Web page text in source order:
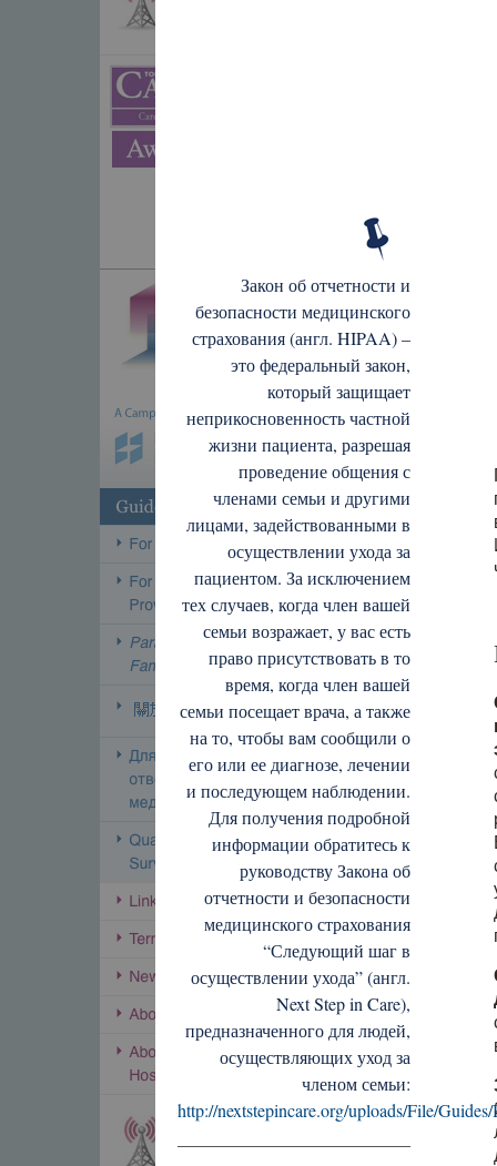
Закон об отчетности и
безопасности медицинского
страхования (англ. HIPAA) –
это федеральный закон,
который защищает
неприкосновенность частной
жизни пациента, разрешая
проведение общения с
членами семьи и другими
лицами, задействованными в
осуществлении ухода за
пациентом. За исключением
тех случаев, когда член вашей
семьи возражает, у вас есть
право присутствовать в то
время, когда член вашей
семьи посещает врача, а также
на то, чтобы вам сообщили о
его или ее диагнозе, лечении
и последующем наблюдении.
Для получения подробной
информации обратитесь к
руководству Закона об
отчетности и безопасности
медицинского страхования
“Следующий шаг в
осуществлении ухода” (англ.
Next Step in Care),
предназначенного для людей,
осуществляющих уход за
членом семьи:
http://nextstepincare.org/uploads/File/